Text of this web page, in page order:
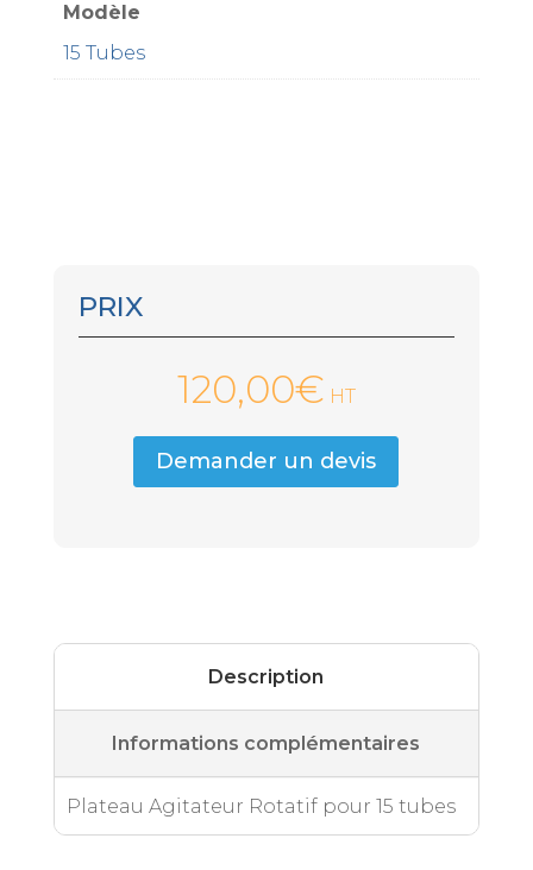
Modèle
15 Tubes
PRIX
120,00€ HT
Demander un devis
Description
Informations complémentaires
Plateau Agitateur Rotatif pour 15 tubes